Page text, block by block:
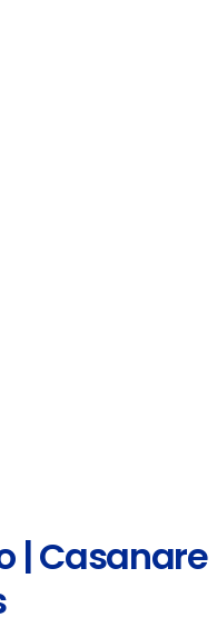
| Casanare